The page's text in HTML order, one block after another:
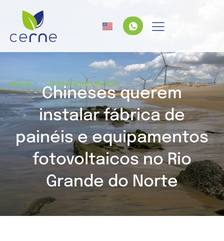
Notícia / 13 de fevereiro de 2017
Chineses querem
instalar fábrica de
painéis e equipamentos
fotovoltaicos no Rio
Grande do Norte